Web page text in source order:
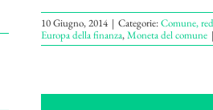
10 Giugno, 2014 | Categorie:Comune,
Europa della finanza,Moneta del comune |